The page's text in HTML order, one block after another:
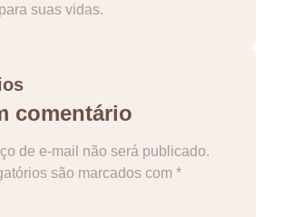
suas vidas.
comentário
de e-mail não será publicado.
são marcados com *